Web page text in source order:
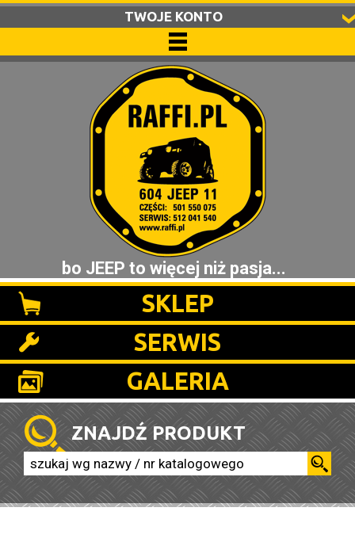
TWOJE KONTO
bo JEEP to więcej niż pasja...
SKLEP
SERWIS
GALERIA
ZNAJDŹ PRODUKT